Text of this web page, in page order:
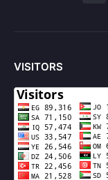
VISITORS